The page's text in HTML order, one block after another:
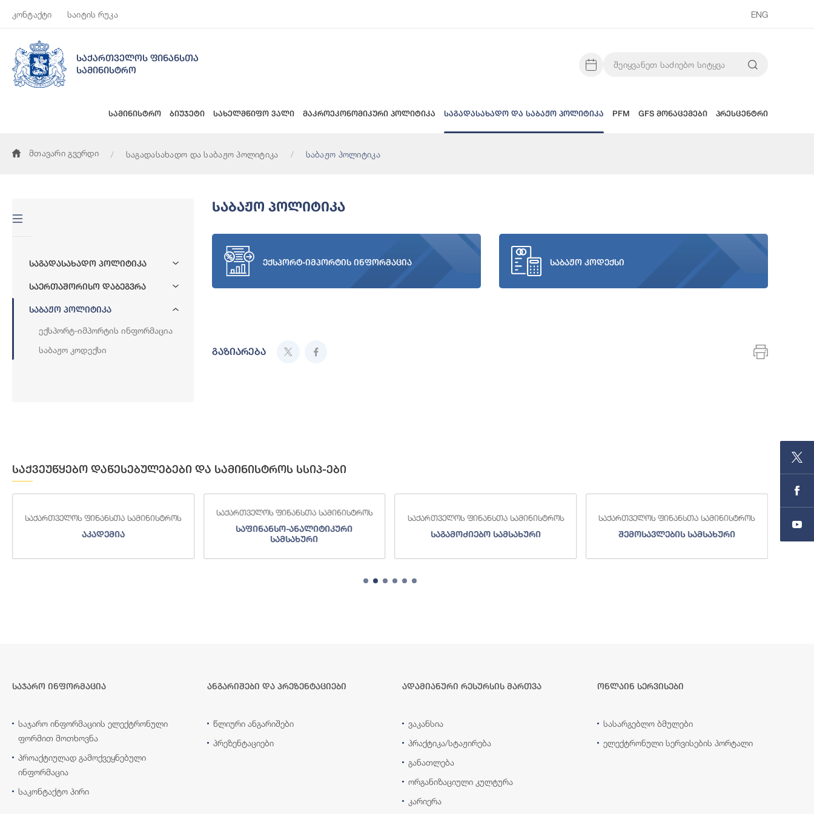
კონტაქტი საიტის რუკა ENG
საქართველოს ფინანსთა
სამინისტრო
სამინისტრო ბიუჯეტი სახელმწიფო ვალი მაკროეკონომიკური პოლიტიკა საგადასახადო და საბაჟო პოლიტიკა PFM GFS მონაცემები პრესცენტრი
მთავარი გვერდი საგადასახადო და საბაჟო პოლიტიკა საბაჟო პოლიტიკა
Საგადასახადო Პოლიტიკა
Საერთაშორისო Დაბეგვრა
Საბაჟო Პოლიტიკა
Ექსპორტ-Იმპორტის Ინფორმაცია
Საბაჟო Კოდექსი
Საბაჟო Პოლიტიკა
ექსპორტ-იმპორტის ინფორმაცია საბაჟო კოდექსი
გაზიარება
საქვეუწყებო დაწესებულებები და სამინისტროს სსიპ-ები
საქართველოს ფინანსთა სამინისტროს
აკადემია
საქართველოს ფინანსთა სამინისტროს
საფინანსო-ანალიტიკური
სამსახური
საქართველოს ფინანსთა სამინისტროს
საგამოძიებო სამსახური
საქართველოს ფინანსთა სამინისტროს
შემოსავლების სამსახური
საჯარო ინფორმაცია
საჯარო ინფორმაციის ელექტრონული
ფორმით მოთხოვნა
პროაქტიულად გამოქვეყნებული
ინფორმაცია
საკონტაქტო პირი
ანგარიშები და პრეზენტაციები
წლიური ანგარიშები
პრეზენტაციები
ადამიანური რესურსის მართვა
ვაკანსია
პრაქტიკა/სტაჟირება
განათლება
ორგანიზაციული კულტურა
კარიერა
ონლაინ სერვისები
სასარგებლო ბმულები
ელექტრონული სერვისების პორტალი